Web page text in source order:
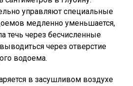
управляют специальные
медленно уменьшается,
течь через бесчисленные
через отверстие
водоема.
в засушливом воздухе